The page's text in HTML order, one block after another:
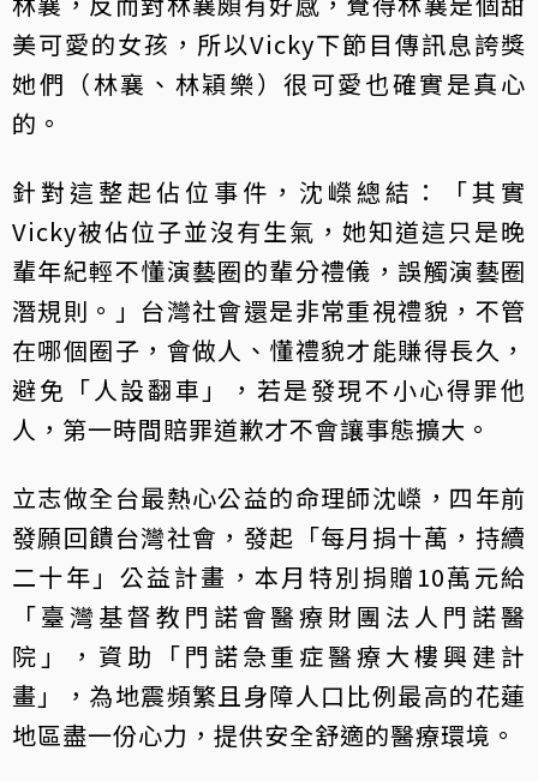
美可愛的女孩，所以Vicky下節目傳訊息誇獎
她們（林襄、林穎樂）很可愛也確實是真心
的。
針對這整起佔位事件，沈嶸總結：「其實
Vicky被佔位子並沒有生氣，她知道這只是晚
輩年紀輕不懂演藝圈的輩分禮儀，誤觸演藝圈
潛規則。」台灣社會還是非常重視禮貌，不管
在哪個圈子，會做人、懂禮貌才能賺得長久，
避免「人設翻車」，若是發現不小心得罪他
人，第一時間賠罪道歉才不會讓事態擴大。
立志做全台最熱心公益的命理師沈嶸，四年前
發願回饋台灣社會，發起「每月捐十萬，持續
二十年」公益計畫，本月特別捐贈10萬元給
「臺灣基督教門諾會醫療財團法人門諾醫
院」，資助「門諾急重症醫療大樓興建計
畫」，為地震頻繁且身障人口比例最高的花蓮
地區盡一份心力，提供安全舒適的醫療環境。